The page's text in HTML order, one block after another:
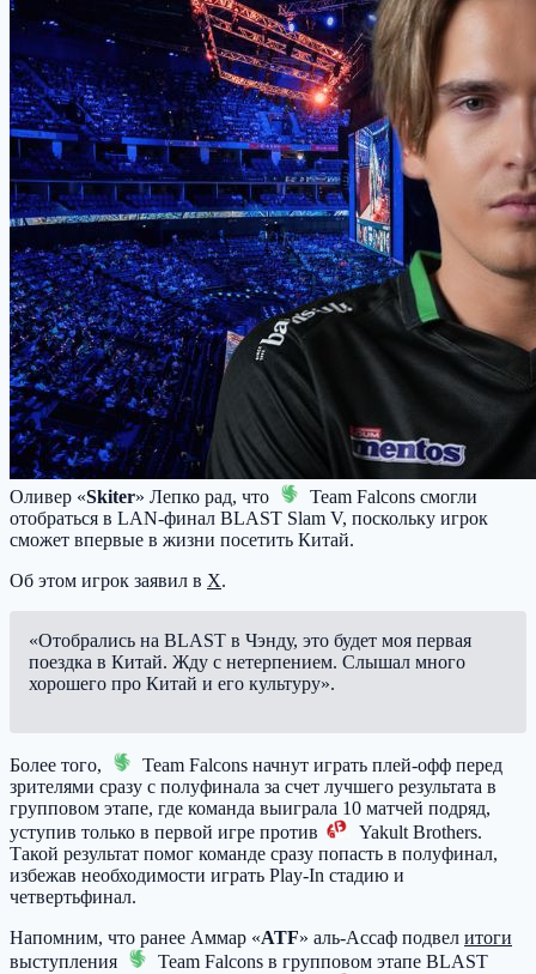
Оливер «Skiter» Лепко рад, что Team Falcons смогли
отобраться в LAN-финал BLAST Slam V, поскольку игрок
сможет впервые в жизни посетить Китай.
Об этом игрок заявил в X.
«Отобрались на BLAST в Чэнду, это будет моя первая
поездка в Китай. Жду с нетерпением. Слышал много
хорошего про Китай и его культуру».
Более того, Team Falcons начнут играть плей-офф перед
зрителями сразу с полуфинала за счет лучшего результата в
групповом этапе, где команда выиграла 10 матчей подряд,
уступив только в первой игре против
Yakult Brothers.
Такой результат помог команде сразу попасть в полуфинал,
избежав необходимости играть Play-In стадию и
четвертьфинал.
Напомним, что ранее Аммар «ATF» аль-Ассаф подвел итоги
выступления
Team Falcons в групповом этапе BLAST